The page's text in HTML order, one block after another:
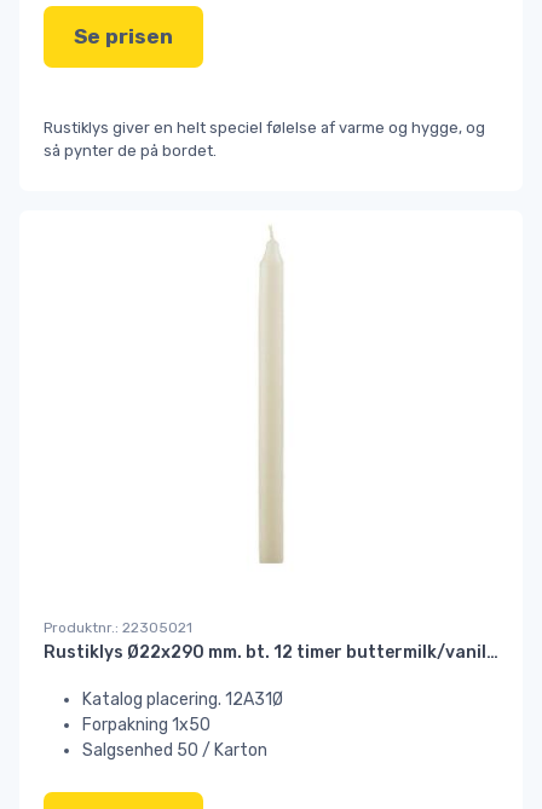
Se prisen
Rustiklys giver en helt speciel følelse af varme og hygge, og
så pynter de på bordet.
Produktnr.: 22305021
Rustiklys Ø22x290 mm. bt. 12 timer buttermilk/vanilla#
Katalog placering. 12A31Ø
Forpakning 1x50
Salgsenhed 50 / Karton